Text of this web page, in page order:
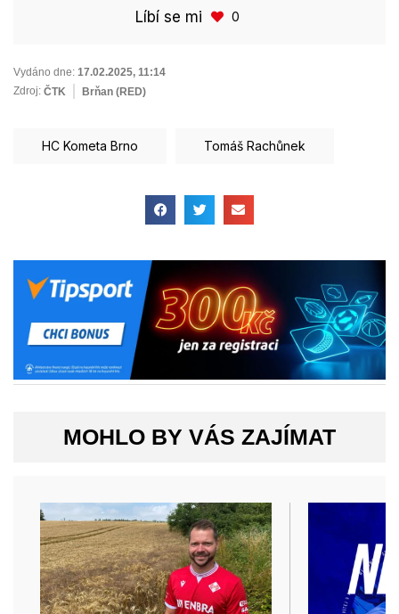
Líbí se mi 0
Vydáno dne: 17.02.2025, 11:14
Zdroj: ČTK Brňan (RED)
HC Kometa Brno Tomáš Rachůnek
MOHLO BY VÁS ZAJÍMAT